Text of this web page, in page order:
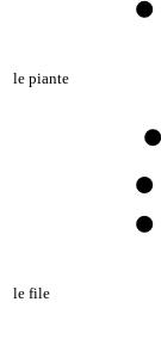
le piante
le file